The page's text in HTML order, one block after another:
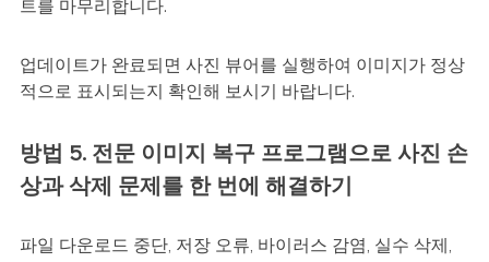
트를 마무리합니다.
업데이트가 완료되면 사진 뷰어를 실행하여 이미지가 정상
적으로 표시되는지 확인해 보시기 바랍니다.
방법 5. 전문 이미지 복구 프로그램으로 사진 손
상과 삭제 문제를 한 번에 해결하기
파일 다운로드 중단, 저장 오류, 바이러스 감염, 실수 삭제,